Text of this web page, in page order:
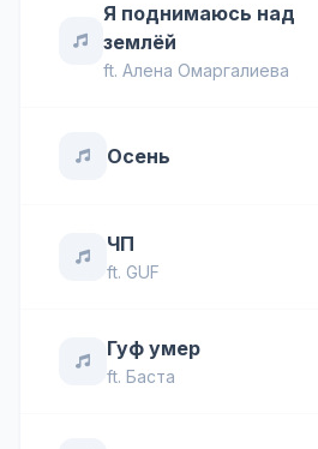
Я поднимаюсь над
землёй
ft. Алена Омаргалиева
Осень
ЧП
ft. GUF
Гуф умер
ft. Баста